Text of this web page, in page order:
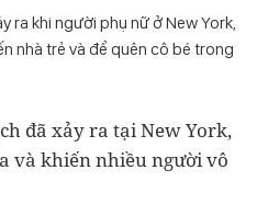
ra khi người phụ nữ ở New York,
nhà trẻ và để quên cô bé trong
đã xảy ra tại New York,
và khiến nhiều người vô